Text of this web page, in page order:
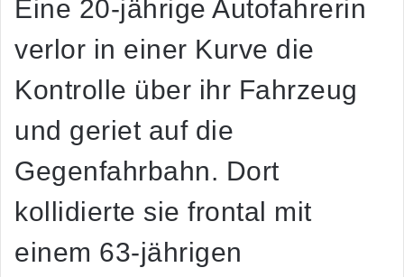
Eine 20-jährige Autofahrerin
verlor in einer Kurve die
Kontrolle über ihr Fahrzeug
und geriet auf die
Gegenfahrbahn. Dort
kollidierte sie frontal mit
einem 63-jährigen